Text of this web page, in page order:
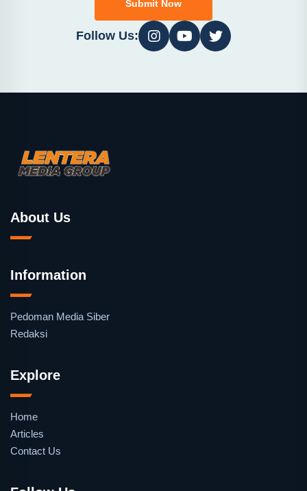
Submit Now
Follow Us:
About Us
Information
Pedoman Media Siber
Redaksi
Explore
Home
Articles
Contact Us